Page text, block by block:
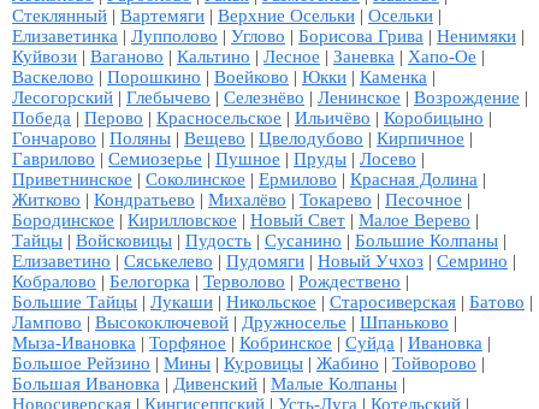
Стеклянный | Вартемяги | Верхние Осельки | Осельки |
Елизаветинка | Лупполово | Углово | Борисова Грива | Ненимяки |
Куйвози | Ваганово | Кальтино | Лесное | Заневка | Хапо-Ое |
Васкелово | Порошкино | Воейково | Юкки | Каменка |
Лесогорский | Глебычево | Селезнёво | Ленинское | Возрождение |
Победа | Перово | Красносельское | Ильичёво | Коробицыно |
Гончарово | Поляны | Вещево | Цвелодубово | Кирпичное |
Гаврилово | Семиозерье | Пушное | Пруды | Лосево |
Приветнинское | Соколинское | Ермилово | Красная Долина |
Житково | Кондратьево | Михалёво | Токарево | Песочное |
Бородинское | Кирилловское | Новый Свет | Малое Верево |
Тайцы | Войсковицы | Пудость | Сусанино | Большие Колпаны |
Елизаветино | Сяськелево | Пудомяги | Новый Учхоз | Семрино |
Кобралово | Белогорка | Терволово | Рождествено |
Большие Тайцы | Лукаши | Никольское | Старосиверская | Батово |
Лампово | Высокоключевой | Дружноселье | Шпаньково |
Мыза-Ивановка | Торфяное | Кобринское | Суйда | Ивановка |
Большое Рейзино | Мины | Куровицы | Жабино | Тойворово |
Большая Ивановка | Дивенский | Малые Колпаны |
Новосиверская | Кингисеппский | Усть-Луга | Котельский |